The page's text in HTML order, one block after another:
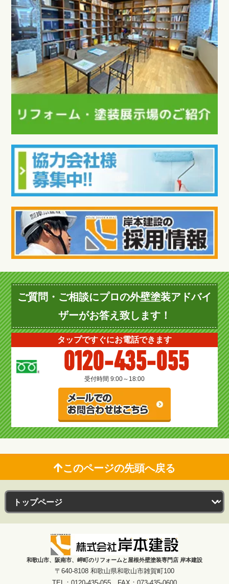
ご質問・ご相談にプロの外壁塗装アドバイ
ザーがお答え致します！
タップですぐにお電話できます
0120-435-055
受付時間 9:00～18:00
このページの先頭へ戻る
和歌山市、阪南市、岬町のリフォームと屋根外壁塗装専門店 岸本建設
〒640-8108 和歌山県和歌山市雑賀町100